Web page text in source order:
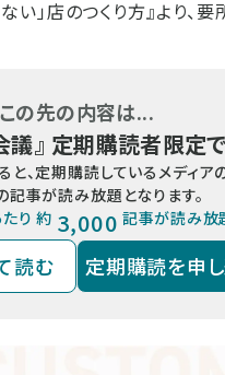
」店のつくり方』より、
この先の内容は...
議』 定期購読者限定
と、定期購読しているメディア
記事が読み放題となります。
り 約 3,000 記事が読み放
読む 定期購読を申